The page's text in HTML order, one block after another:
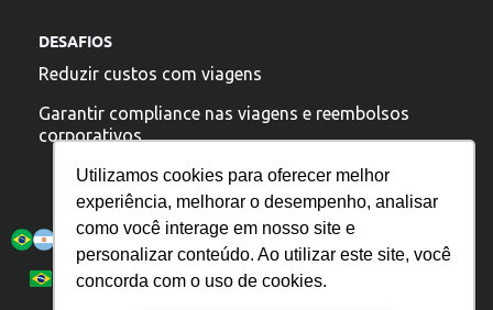
Utilizamos cookies para oferecer melhor
experiência, melhorar o desempenho, analisar
como você interage em nosso site e
personalizar conteúdo. Ao utilizar este site, você
concorda com o uso de cookies.
DESAFIOS
Reduzir custos com viagens
Garantir compliance nas viagens e reembolsos
corporativos
Português
Español
Política de Privacidade